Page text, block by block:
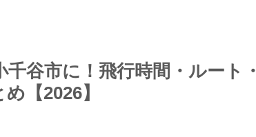
谷市に！飛行時間・ルート・
【2026】